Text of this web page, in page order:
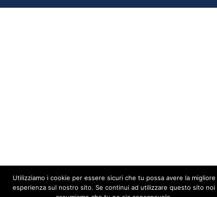
Utilizziamo i cookie per essere sicuri che tu possa avere la migliore
esperienza sul nostro sito. Se continui ad utilizzare questo sito noi